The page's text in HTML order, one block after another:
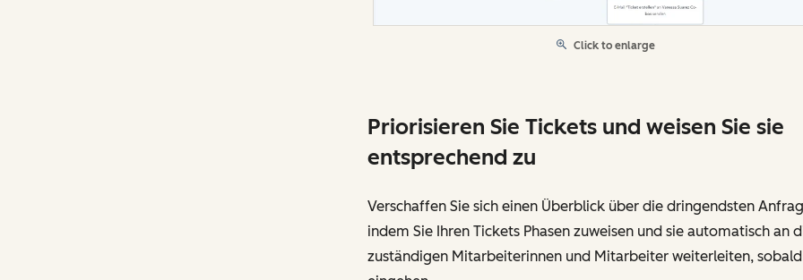
Click to enlarge
Priorisieren Sie Tickets und weisen Sie sie
entsprechend zu
Verschaffen Sie sich einen Überblick über die dringendsten
indem Sie Ihren Tickets Phasen zuweisen und sie automatisch an
zuständigen Mitarbeiterinnen und Mitarbeiter weiterleiten, sobald